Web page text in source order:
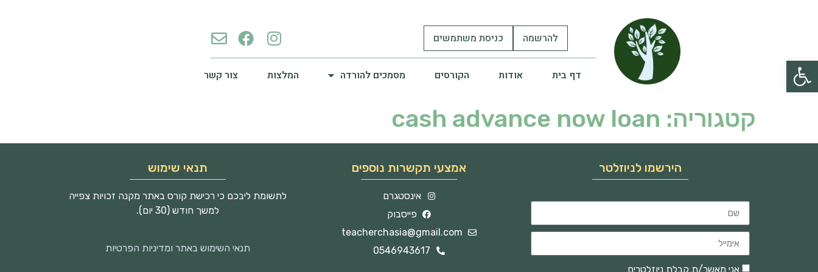
פתח סרגל נגישות
להרשמה כניסת משתמשים
דף בית אודות הקורסים מסמכים להורדה המלצות צור קשר
קטגוריה: cash advance now loan
הירשמו לניוזלטר
אני מאשר/ת קבלת ניוזלטרים
אמצעי תקשרות נוספים
אינסטגרם
פייסבוק
teacherchasia@gmail.com
0546943617
תנאי שימוש
לתשומת ליבכם כי רכישת קורס באתר מקנה זכויות צפייה
למשך חודש (30 יום).
תנאי השימוש באתר ומדיניות הפרטיות